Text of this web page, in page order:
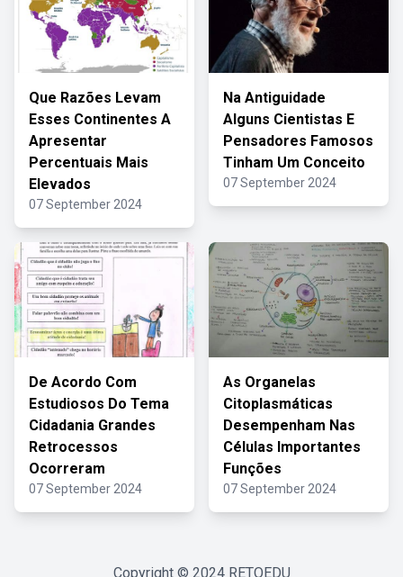
Que Razões Levam
Esses Continentes A
Apresentar
Percentuais Mais
Elevados
07 September 2024
Na Antiguidade
Alguns Cientistas E
Pensadores Famosos
Tinham Um Conceito
07 September 2024
De Acordo Com
Estudiosos Do Tema
Cidadania Grandes
Retrocessos
Ocorreram
07 September 2024
As Organelas
Citoplasmáticas
Desempenham Nas
Células Importantes
Funções
07 September 2024
Copyright © 2024 RETOEDU